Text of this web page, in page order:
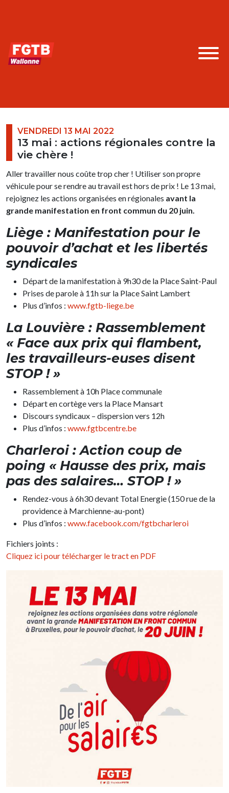
VENDREDI 13 MAI 2022
13 mai : actions régionales contre la
vie chère !
Aller travailler nous coûte trop cher ! Utiliser son propre
véhicule pour se rendre au travail est hors de prix ! Le 13 mai,
rejoignez les actions organisées en régionales avant la
grande manifestation en front commun du 20 juin.
Liège : Manifestation pour le
pouvoir d’achat et les libertés
syndicales
Départ de la manifestation à 9h30 de la Place Saint-Paul
Prises de parole à 11h sur la Place Saint Lambert
Plus d’infos : www.fgtb-liege.be
La Louvière : Rassemblement
« Face aux prix qui flambent,
les travailleurs-euses disent
STOP ! »
Rassemblement à 10h Place communale
Départ en cortège vers la Place Mansart
Discours syndicaux – dispersion vers 12h
Plus d’infos : www.fgtbcentre.be
Charleroi : Action coup de
poing « Hausse des prix, mais
pas des salaires… STOP ! »
Rendez-vous à 6h30 devant Total Energie (150 rue de la
providence à Marchienne-au-pont)
Plus d’infos : www.facebook.com/fgtbcharleroi
Fichiers joints :
Cliquez ici pour télécharger le tract en PDF